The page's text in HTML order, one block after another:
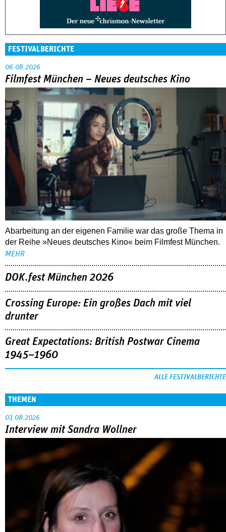
FESTIVALBERICHTE
06.08.2026
Filmfest München – Neues deutsches Kino
Abarbeitung an der eigenen Familie war das große Thema in
der Reihe »Neues deutsches Kino« beim Filmfest München.
MEHR
DOK.fest München 2026
Crossing Europe: Ein großes Dach mit viel
drunter
Great Expectations: British Postwar Cinema
1945–1960
ALLE FESTIVALBERICHTE
THEMEN
03.08.2026
Interview mit Sandra Wollner